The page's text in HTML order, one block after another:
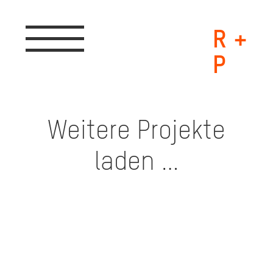
R +
P
Toggle
navigation
Weitere Projekte
laden …